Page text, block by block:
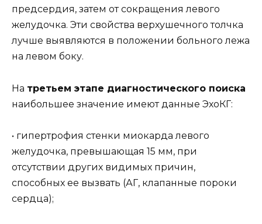
предсердия, затем от сокращения левого
желудочка. Эти свойства верхушечного толчка
лучше выявляются в положении больного лежа
на левом боку.
На третьем этапе диагностического поиска
наибольшее значение имеют данные ЭхоКГ:
• гипертрофия стенки миокарда левого
желудочка, превышающая 15 мм, при
отсутствии других видимых причин,
способных ее вызвать (АГ, клапанные пороки
сердца);